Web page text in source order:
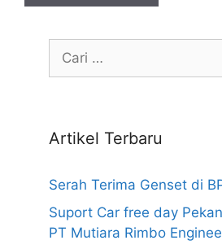
Cari
Artikel Terbaru
Serah Terima Genset di
Suport Car free day
PT Mutiara Rimbo